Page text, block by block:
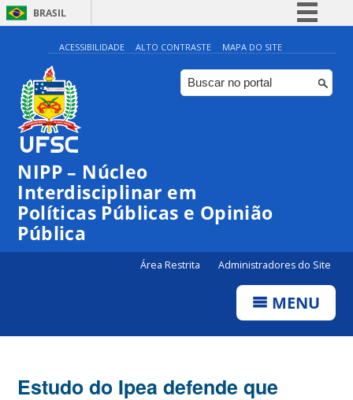
BRASIL
Simplifique!
Comunica BR
Participe
ACESSIBILIDADE ALTO CONTRASTE MAPA DO SITE
NIPP – Núcleo
Interdisciplinar em
Políticas Públicas e Opinião
Pública
Área Restrita Administradores do Site
MENU
Estudo do Ipea defende que